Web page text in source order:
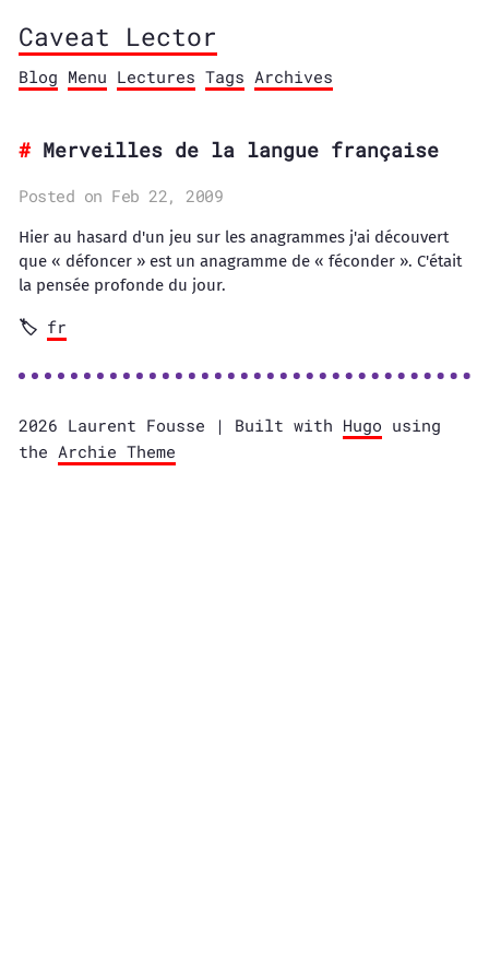
Caveat Lector
Blog Menu Lectures Tags Archives
Merveilles de la langue française
Posted on Feb 22, 2009
Hier au hasard d'un jeu sur les anagrammes j'ai découvert
que « défoncer » est un anagramme de « féconder ». C'était
la pensée profonde du jour.
fr
2026 Laurent Fousse | Built with Hugo using
the Archie Theme